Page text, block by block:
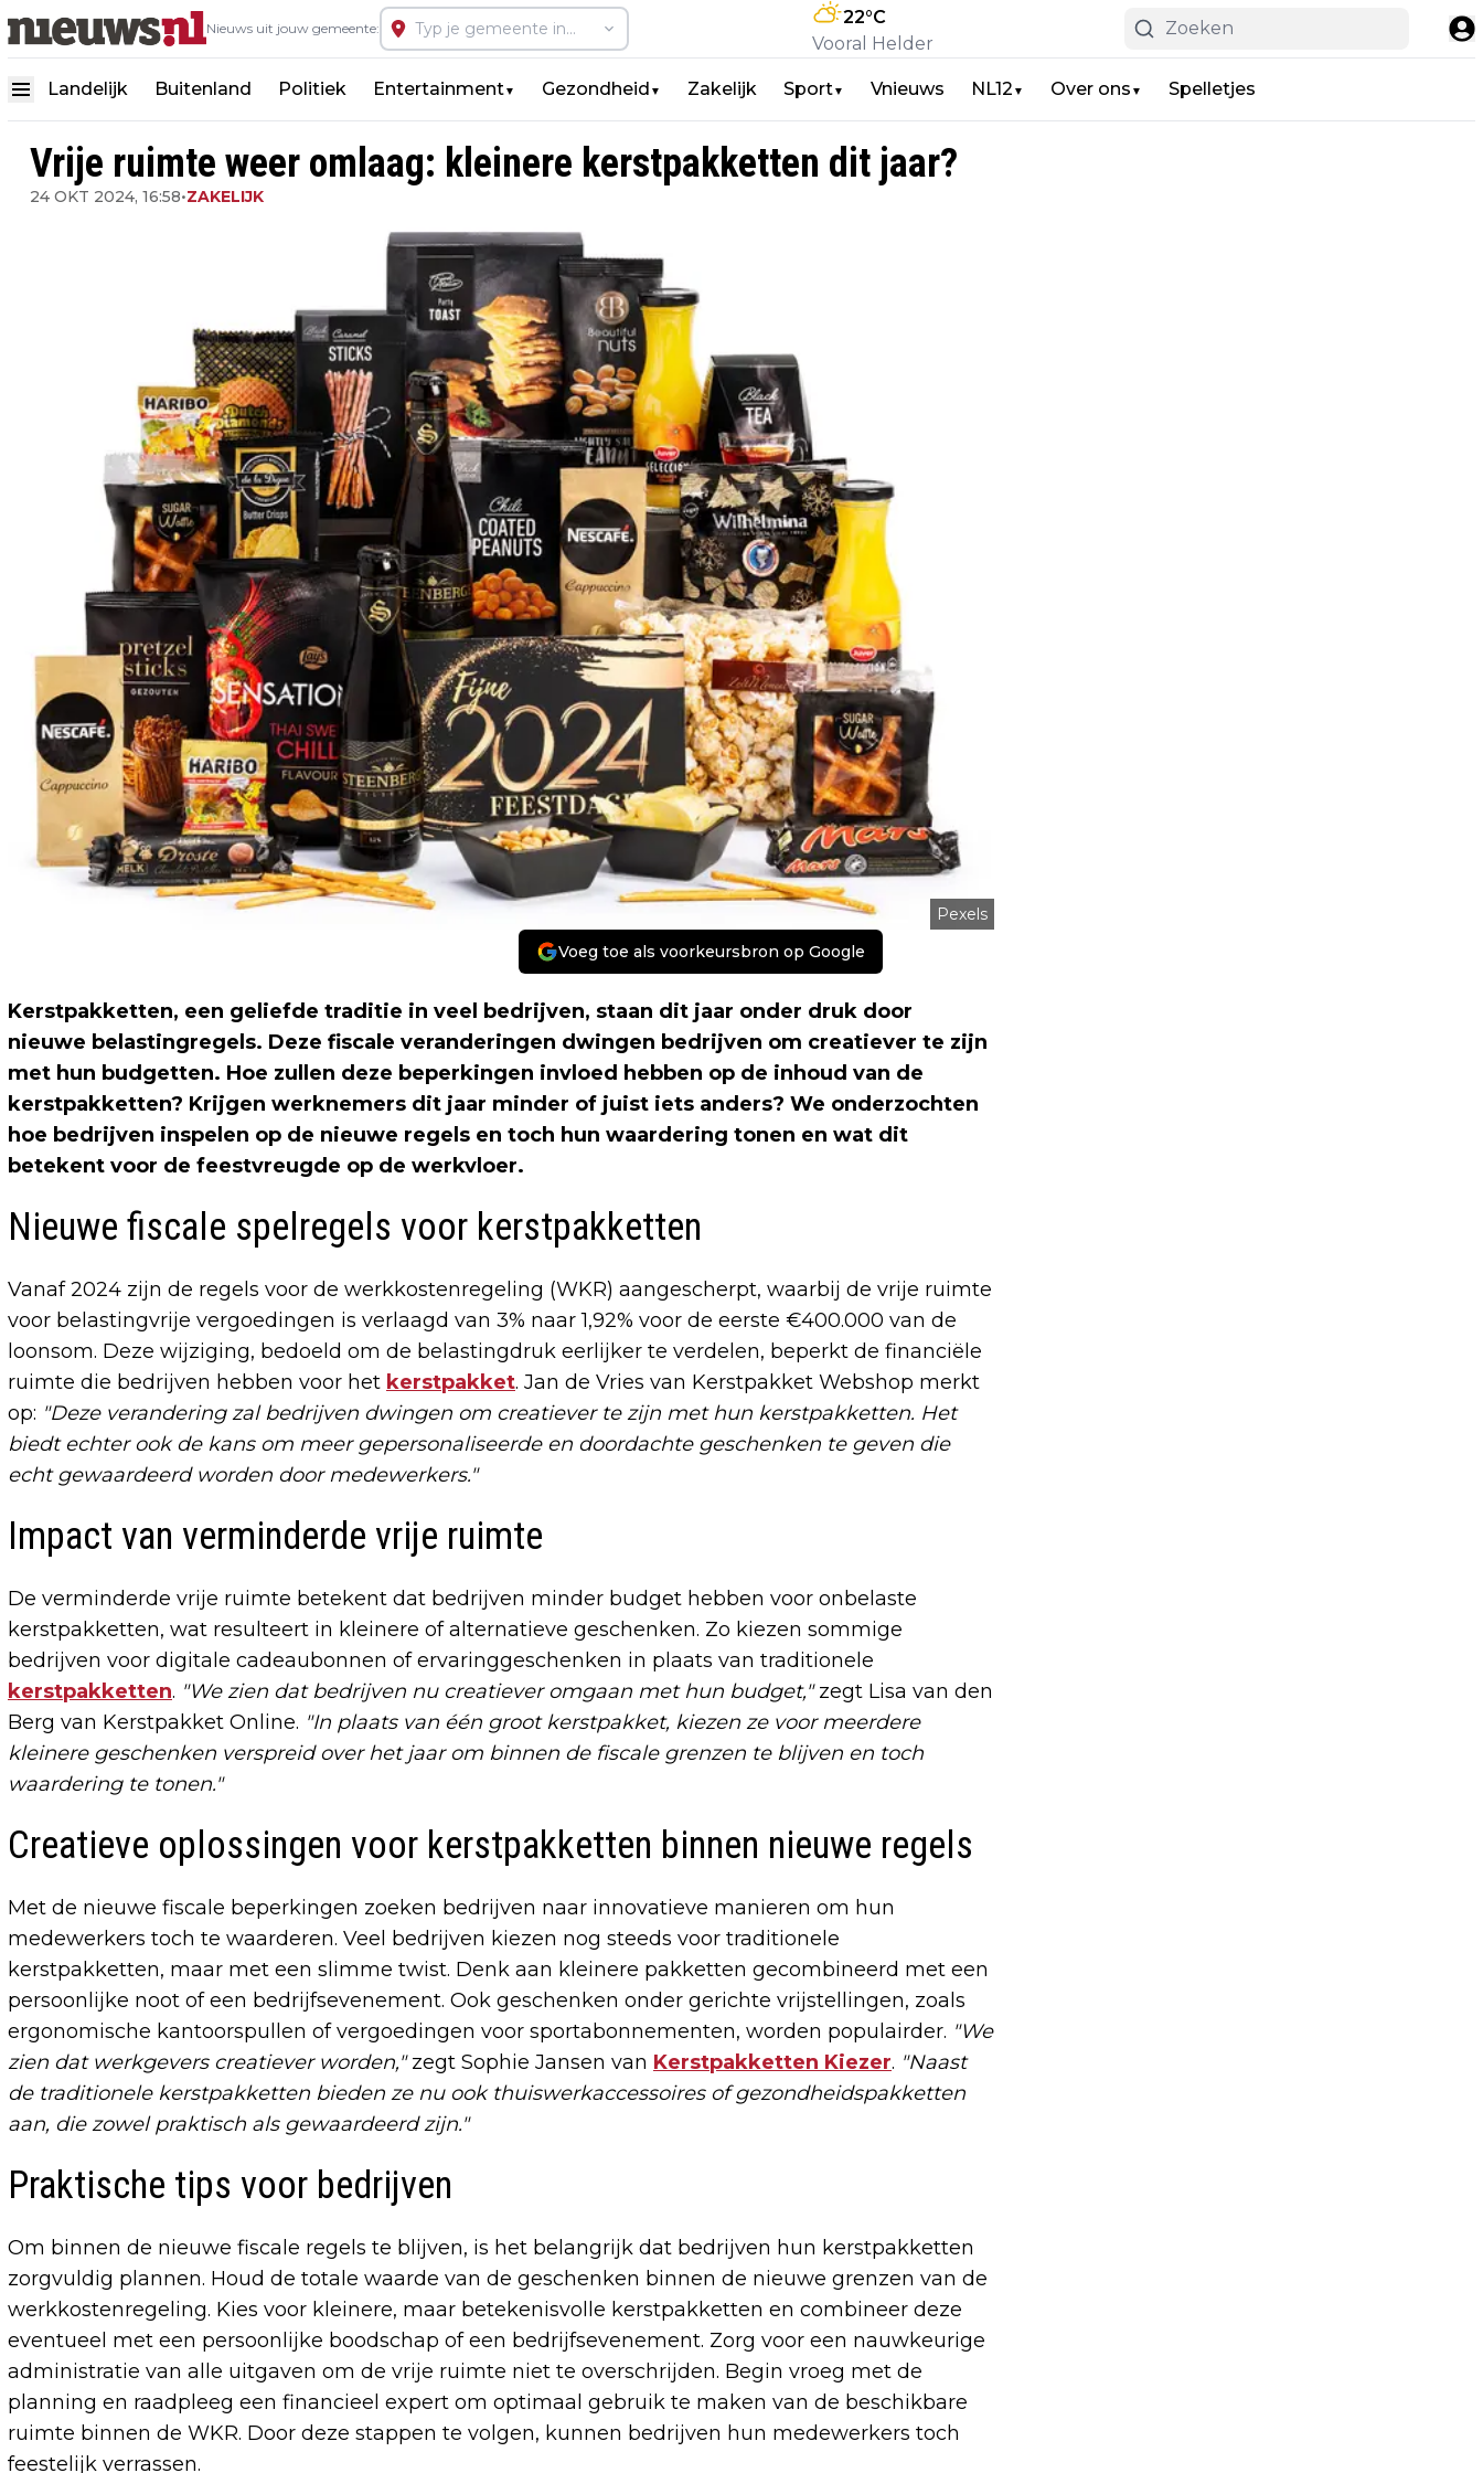
Nieuws uit jouw gemeente:
22°C
Vooral Helder
Landelijk Buitenland Politiek Entertainment▼ Gezondheid ▼ Zakelijk Sport▼ Vnieuws NL12 ▼ Over ons ▼ Spelletjes
Vrije ruimte weer omlaag: kleinere kerstpakketten dit jaar?
24 OKT 2024, 16:58•ZAKELIJK
Pexels
Voeg toe als voorkeursbron op Google
Kerstpakketten, een geliefde traditie in veel bedrijven, staan dit jaar onder druk door
nieuwe belastingregels. Deze fiscale veranderingen dwingen bedrijven om creatiever te zijn
met hun budgetten. Hoe zullen deze beperkingen invloed hebben op de inhoud van de
kerstpakketten? Krijgen werknemers dit jaar minder of juist iets anders? We onderzochten
hoe bedrijven inspelen op de nieuwe regels en toch hun waardering tonen en wat dit
betekent voor de feestvreugde op de werkvloer.
Nieuwe fiscale spelregels voor kerstpakketten
Vanaf 2024 zijn de regels voor de werkkostenregeling (WKR) aangescherpt, waarbij de vrije ruimte
voor belastingvrije vergoedingen is verlaagd van 3% naar 1,92% voor de eerste €400.000 van de
loonsom. Deze wijziging, bedoeld om de belastingdruk eerlijker te verdelen, beperkt de financiële
ruimte die bedrijven hebben voor het kerstpakket. Jan de Vries van Kerstpakket Webshop merkt
op: "Deze verandering zal bedrijven dwingen om creatiever te zijn met hun kerstpakketten. Het
biedt echter ook de kans om meer gepersonaliseerde en doordachte geschenken te geven die
echt gewaardeerd worden door medewerkers."
Impact van verminderde vrije ruimte
De verminderde vrije ruimte betekent dat bedrijven minder budget hebben voor onbelaste
kerstpakketten, wat resulteert in kleinere of alternatieve geschenken. Zo kiezen sommige
bedrijven voor digitale cadeaubonnen of ervaringgeschenken in plaats van traditionele
kerstpakketten. "We zien dat bedrijven nu creatiever omgaan met hun budget,"zegt Lisa van den
Berg van Kerstpakket Online. "In plaats van één groot kerstpakket, kiezen ze voor meerdere
kleinere geschenken verspreid over het jaar om binnen de fiscale grenzen te blijven en toch
waardering te tonen."
Creatieve oplossingen voor kerstpakketten binnen nieuwe regels
Met de nieuwe fiscale beperkingen zoeken bedrijven naar innovatieve manieren om hun
medewerkers toch te waarderen. Veel bedrijven kiezen nog steeds voor traditionele
kerstpakketten, maar met een slimme twist. Denk aan kleinere pakketten gecombineerd met een
persoonlijke noot of een bedrijfsevenement. Ook geschenken onder gerichte vrijstellingen, zoals
ergonomische kantoorspullen of vergoedingen voor sportabonnementen, worden populairder. "We
zien dat werkgevers creatiever worden,"zegt Sophie Jansen van Kerstpakketten Kiezer. "Naast
de traditionele kerstpakketten bieden ze nu ook thuiswerkaccessoires of gezondheidspakketten
aan, die zowel praktisch als gewaardeerd zijn."
Praktische tips voor bedrijven
Om binnen de nieuwe fiscale regels te blijven, is het belangrijk dat bedrijven hun kerstpakketten
zorgvuldig plannen. Houd de totale waarde van de geschenken binnen de nieuwe grenzen van de
werkkostenregeling. Kies voor kleinere, maar betekenisvolle kerstpakketten en combineer deze
eventueel met een persoonlijke boodschap of een bedrijfsevenement. Zorg voor een nauwkeurige
administratie van alle uitgaven om de vrije ruimte niet te overschrijden. Begin vroeg met de
planning en raadpleeg een financieel expert om optimaal gebruik te maken van de beschikbare
ruimte binnen de WKR. Door deze stappen te volgen, kunnen bedrijven hun medewerkers toch
feestelijk verrassen.